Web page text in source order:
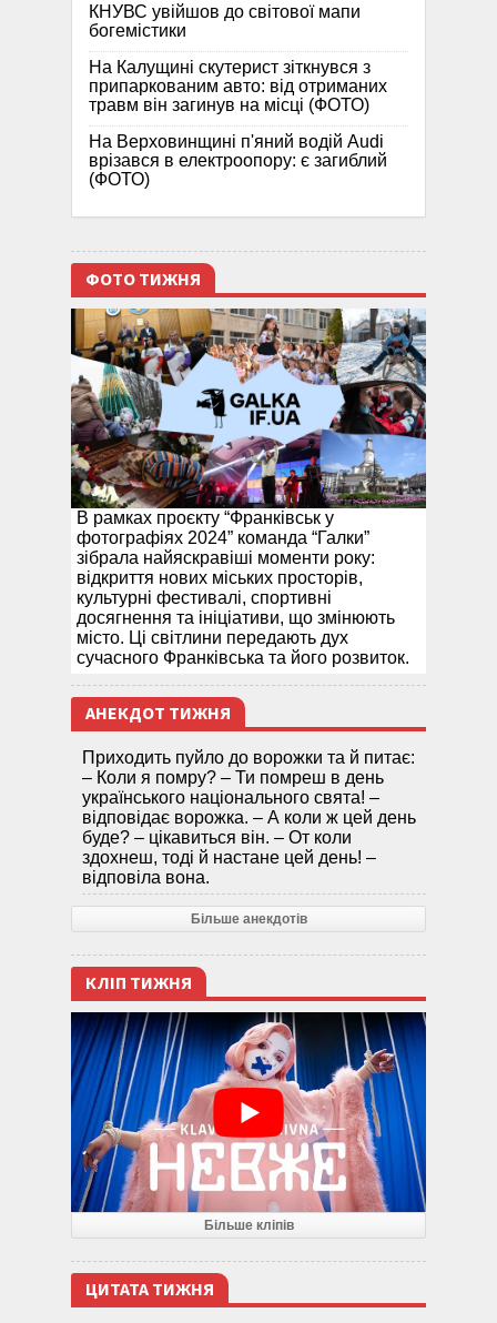
КНУВС увійшов до світової мапи
богемістики
На Калущині скутерист зіткнувся з
припаркованим авто: від отриманих
травм він загинув на місці (ФОТО)
На Верховинщині п'яний водій Audi
врізався в електроопору: є загиблий
(ФОТО)
ФОТО ТИЖНЯ
В рамках проєкту “Франківськ у
фотографіях 2024” команда “Галки”
зібрала найяскравіші моменти року:
відкриття нових міських просторів,
культурні фестивалі, спортивні
досягнення та ініціативи, що змінюють
місто. Ці світлини передають дух
сучасного Франківська та його розвиток.
АНЕКДОТ ТИЖНЯ
Приходить пуйло до ворожки та й питає:
– Коли я помру? – Ти помреш в день
українського національного свята! –
відповідає ворожка. – А коли ж цей день
буде? – цікавиться він. – От коли
здохнеш, тоді й настане цей день! –
відповіла вона.
Більше анекдотів
КЛІП ТИЖНЯ
Більше кліпів
ЦИТАТА ТИЖНЯ